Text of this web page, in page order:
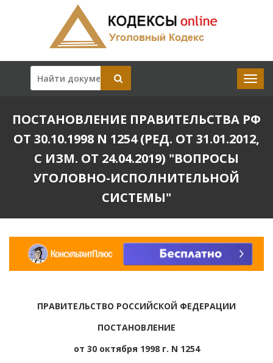
ПОСТАНОВЛЕНИЕ ПРАВИТЕЛЬСТВА РФ
ОТ 30.10.1998 N 1254 (РЕД. ОТ 31.01.2012,
С ИЗМ. ОТ 24.04.2019) "ВОПРОСЫ
УГОЛОВНО-ИСПОЛНИТЕЛЬНОЙ
СИСТЕМЫ"
ПРАВИТЕЛЬСТВО РОССИЙСКОЙ ФЕДЕРАЦИИ
ПОСТАНОВЛЕНИЕ
от 30 октября 1998 г. N 1254